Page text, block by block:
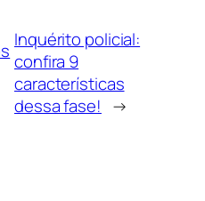
Inquérito policial:
confira 9
características
dessa fase! →